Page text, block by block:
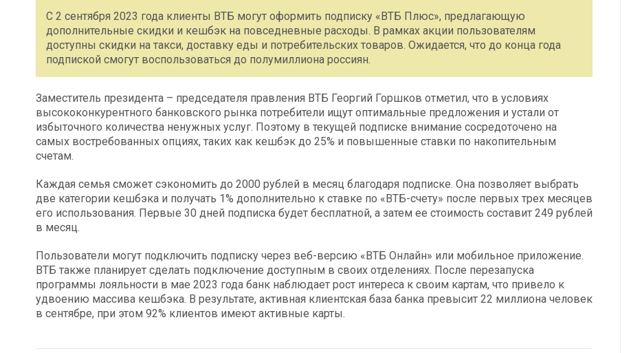
С 2 сентября 2023 года клиенты ВТБ могут оформить подписку «ВТБ Плюс», предлагающую
дополнительные скидки и кешбэк на повседневные расходы. В рамках акции пользователям
доступны скидки на такси, доставку еды и потребительских товаров. Ожидается, что до конца года
подпиской смогут воспользоваться до полумиллиона россиян.
Заместитель президента – председателя правления ВТБ Георгий Горшков отметил, что в условиях
высококонкурентного банковского рынка потребители ищут оптимальные предложения и устали от
избыточного количества ненужных услуг. Поэтому в текущей подписке внимание сосредоточено на
самых востребованных опциях, таких как кешбэк до 25% и повышенные ставки по накопительным
счетам.
Каждая семья сможет сэкономить до 2000 рублей в месяц благодаря подписке. Она позволяет выбрать
две категории кешбэка и получать 1% дополнительно к ставке по «ВТБ-счету» после первых трех месяцев
его использования. Первые 30 дней подписка будет бесплатной, а затем ее стоимость составит 249 рублей
в месяц.
Пользователи могут подключить подписку через веб-версию «ВТБ Онлайн» или мобильное приложение.
ВТБ также планирует сделать подключение доступным в своих отделениях. После перезапуска
программы лояльности в мае 2023 года банк наблюдает рост интереса к своим картам, что привело к
удвоению массива кешбэка. В результате, активная клиентская база банка превысит 22 миллиона человек
в сентябре, при этом 92% клиентов имеют активные карты.